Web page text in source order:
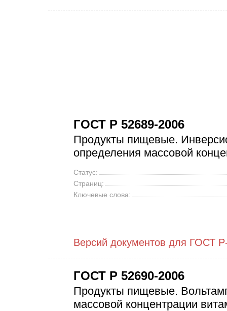
ГОСТ Р 52689-2006
Продукты пищевые.
определения массовой
Статус:
Страниц:
Ключевые слова:
Версий документов для ГОСТ
ГОСТ Р 52690-2006
Продукты пищевые.
массовой концентрации